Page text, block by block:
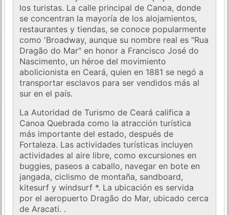
los turistas. La calle principal de Canoa, donde
se concentran la mayoría de los alojamientos,
restaurantes y tiendas, se conoce popularmente
como 'Broadway, aunque su nombre real es "Rua
Dragão do Mar" en honor a Francisco José do
Nascimento, un héroe del movimiento
abolicionista en Ceará, quien en 1881 se negó a
transportar esclavos para ser vendidos más al
sur en el país.
La Autoridad de Turismo de Ceará califica a
Canoa Quebrada como la atracción turística
más importante del estado, después de
Fortaleza. Las actividades turísticas incluyen
actividades al aire libre, como excursiones en
buggies, paseos a caballo, navegar en bote en
jangada, ciclismo de montaña, sandboard,
kitesurf y windsurf *. La ubicación es servida
por el aeropuerto Dragão do Mar, ubicado cerca
de Aracati. .